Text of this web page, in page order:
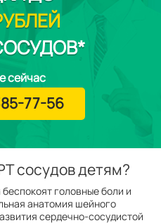
сосудов детям?
головные боли и
анатомия шейного
сердечно-сосудистой
сейчас
77-56